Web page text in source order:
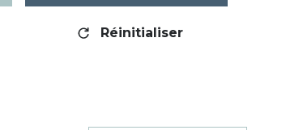
Réinitialiser